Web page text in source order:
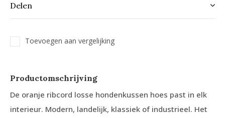
Delen
Toevoegen aan vergelijking
Productomschrijving
De oranje ribcord losse hondenkussen hoes past in elk
interieur. Modern, landelijk, klassiek of industrieel. Het